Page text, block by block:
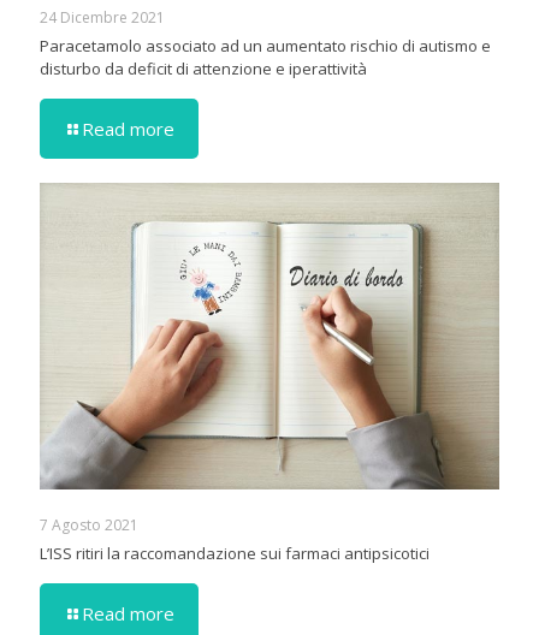
24 Dicembre 2021
Paracetamolo associato ad un aumentato rischio di autismo e
disturbo da deficit di attenzione e iperattività
Read more
7 Agosto 2021
L’ISS ritiri la raccomandazione sui farmaci antipsicotici
Read more